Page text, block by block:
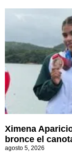
Ximena
bronce el
agosto 5, 2026